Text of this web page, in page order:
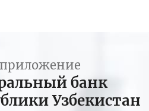
банк
Узбекистан